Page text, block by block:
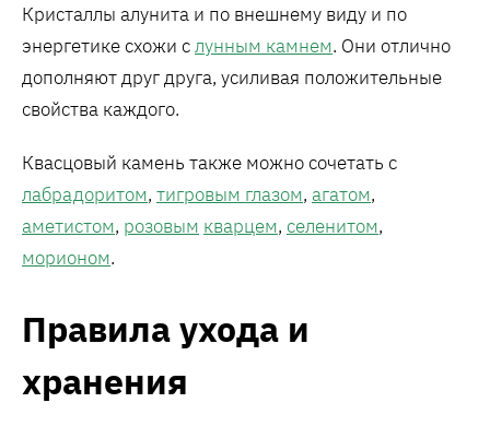
Кристаллы алунита и по внешнему виду и по
энергетике схожи слунным камнем. Они отлично
дополняют друг друга, усиливая положительные
свойства каждого.
Квасцовый камень также можно сочетать с
лабрадоритом, тигровым глазом, агатом,
аметистом, розовым кварцем, селенитом,
морионом.
Правила ухода и
хранения